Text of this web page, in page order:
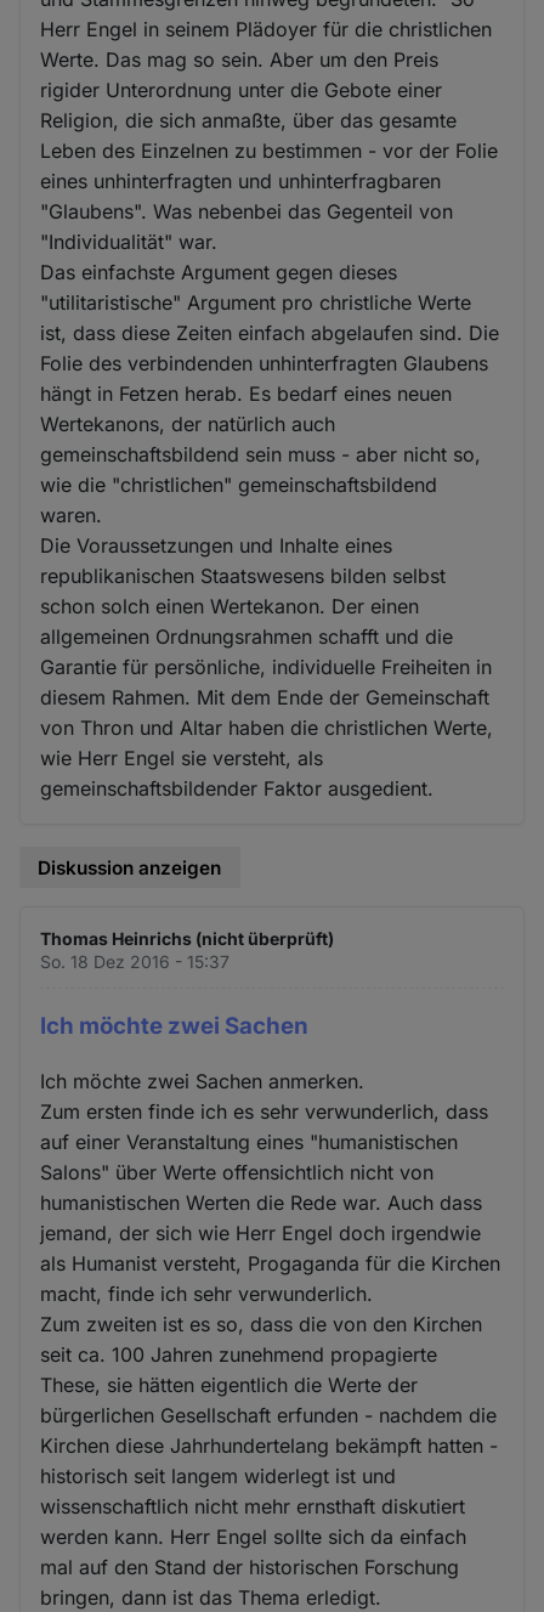
Herr Engel in seinem Plädoyer für die christlichen
Werte. Das mag so sein. Aber um den Preis
rigider Unterordnung unter die Gebote einer
Religion, die sich anmaßte, über das gesamte
Leben des Einzelnen zu bestimmen - vor der Folie
eines unhinterfragten und unhinterfragbaren
"Glaubens". Was nebenbei das Gegenteil von
"Individualität" war.
Das einfachste Argument gegen dieses
"utilitaristische" Argument pro christliche Werte
ist, dass diese Zeiten einfach abgelaufen sind. Die
Folie des verbindenden unhinterfragten Glaubens
hängt in Fetzen herab. Es bedarf eines neuen
Wertekanons, der natürlich auch
gemeinschaftsbildend sein muss - aber nicht so,
wie die "christlichen" gemeinschaftsbildend
waren.
Die Voraussetzungen und Inhalte eines
republikanischen Staatswesens bilden selbst
schon solch einen Wertekanon. Der einen
allgemeinen Ordnungsrahmen schafft und die
Garantie für persönliche, individuelle Freiheiten in
diesem Rahmen. Mit dem Ende der Gemeinschaft
von Thron und Altar haben die christlichen Werte,
wie Herr Engel sie versteht, als
gemeinschaftsbildender Faktor ausgedient.
Diskussion anzeigen
Thomas Heinrichs (nicht überprüft)
So. 18 Dez 2016 - 15:37
Ich möchte zwei Sachen
Ich möchte zwei Sachen anmerken.
Zum ersten finde ich es sehr verwunderlich, dass
auf einer Veranstaltung eines "humanistischen
Salons" über Werte offensichtlich nicht von
humanistischen Werten die Rede war. Auch dass
jemand, der sich wie Herr Engel doch irgendwie
als Humanist versteht, Progaganda für die Kirchen
macht, finde ich sehr verwunderlich.
Zum zweiten ist es so, dass die von den Kirchen
seit ca. 100 Jahren zunehmend propagierte
These, sie hätten eigentlich die Werte der
bürgerlichen Gesellschaft erfunden - nachdem die
Kirchen diese Jahrhundertelang bekämpft hatten -
historisch seit langem widerlegt ist und
wissenschaftlich nicht mehr ernsthaft diskutiert
werden kann. Herr Engel sollte sich da einfach
mal auf den Stand der historischen Forschung
bringen, dann ist das Thema erledigt.